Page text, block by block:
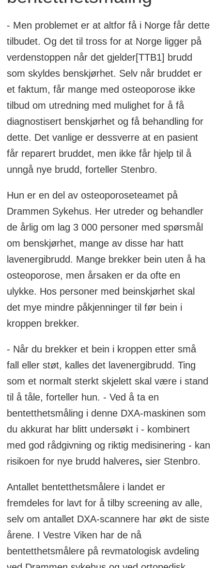
- Men problemet er at altfor få i Norge får dette
tilbudet. Og det til tross for at Norge ligger på
verdenstoppen når det gjelder[TTB1] brudd
som skyldes benskjørhet. Selv når bruddet er
et faktum, får mange med osteoporose ikke
tilbud om utredning med mulighet for å få
diagnostisert benskjørhet og få behandling for
dette. Det vanlige er dessverre at en pasient
får reparert bruddet, men ikke får hjelp til å
unngå nye brudd, forteller Stenbro.
Hun er en del av osteoporoseteamet på
Drammen Sykehus. Her utreder og behandler
de årlig om lag 3 000 personer med spørsmål
om benskjørhet, mange av disse har hatt
lavenergibrudd. Mange brekker bein uten å ha
osteoporose, men årsaken er da ofte en
ulykke. Hos personer med beinskjørhet skal
det mye mindre påkjenninger til før bein i
kroppen brekker.
- Når du brekker et bein i kroppen etter små
fall eller støt, kalles det lavenergibrudd. Ting
som et normalt sterkt skjelett skal være i stand
til å tåle, forteller hun. - Ved å ta en
bentetthetsmåling i denne DXA-maskinen som
du akkurat har blitt undersøkt i - kombinert
med god rådgivning og riktig medisinering - kan
risikoen for nye brudd halveres, sier Stenbro.
Antallet bentetthetsmålere i landet er
fremdeles for lavt for å tilby screening av alle,
selv om antallet DXA-scannere har økt de siste
årene. I Vestre Viken har de nå
bentetthetsmålere på revmatologisk avdeling